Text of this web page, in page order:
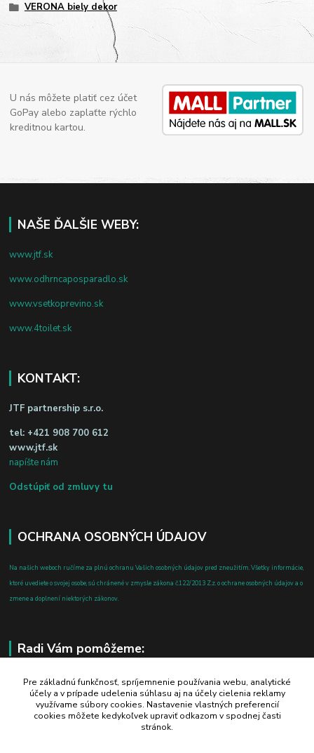
VERONA biely dekor
U nás môžete platiť cez účet
GoPay alebo zaplaťte rýchlo
kreditnou kartou.
NAŠE ĎALŠIE WEBY:
www.jtf.sk
www.odhrncaposparadlo.sk
www.vsetkoprevino.sk
www.4toilet.sk
KONTAKT:
JTF partnership s.r.o.
tel: +421 908 700 612
www.jtf.sk
napíšte nám
Odstúpiť od zmluvy tu
OCHRANA OSOBNÝCH ÚDAJOV
Na našich weboch ručíme za plnú ochranu Vašich osobných údajov pred zneužitím. Všetky informácie,
ktoré uvediete o svojej osobe, sú chránené v zmysle zákona č.122/2013 Z.z. o ochrane osobných údajov a o
zmene a doplnení niektorých zákonov.
Radi Vám pomôžeme:
+421 908 700 612
po-pia: 8.00 - 16.00
business@jtf.sk
Pre základnú funkčnosť, spríjemnenie používania webu, analytické
účely a v prípade udelenia súhlasu aj na účely cielenia reklamy
využívame súbory cookies. Nastavenie vlastných preferencií
cookies môžete kedykoľvek upraviť odkazom v spodnej časti
stránok.